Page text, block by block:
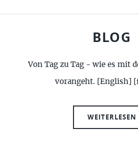
BLOG
Von Tag zu Tag - wie es mit
vorangeht. [English]
WEITERLESEN